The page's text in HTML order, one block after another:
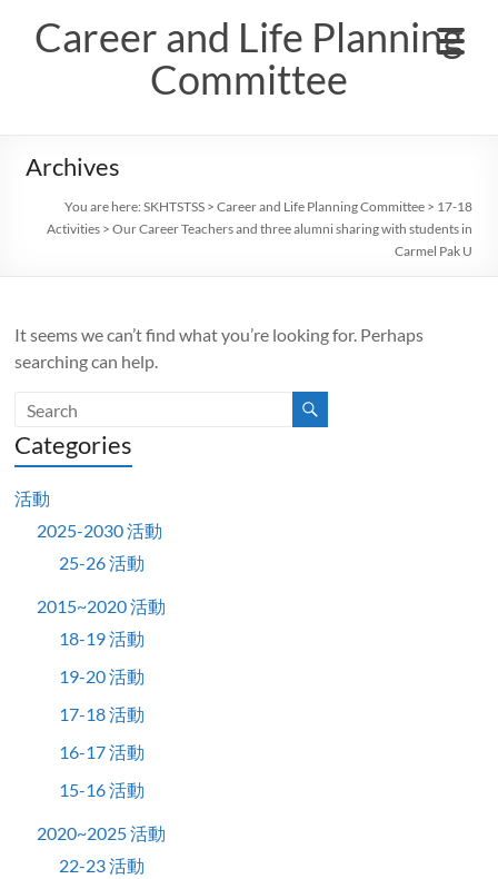
contentCareer and Life Planning
Committee
Archives
You are here:SKHTSTSS >Career and Life Planning Committee > 17-18
Activities >Our Career Teachers and three alumni sharing with students in
Carmel Pak U
It seems we can’t find what you’re looking for. Perhaps
searching can help.
Categories
活動
2025-2030 活動
25-26 活動
2015~2020 活動
18-19 活動
19-20 活動
17-18 活動
16-17 活動
15-16 活動
2020~2025 活動
22-23 活動